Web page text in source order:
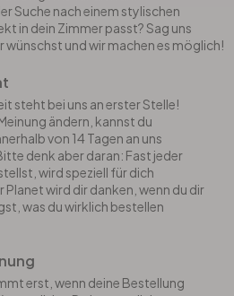
Suche nach einem stylischen
in dein Zimmer passt? Sag uns
wünschst und wir machen es möglich!
steht bei uns an erster Stelle!
ändern, kannst du
von 14 Tagen an uns
denk aber daran: Fast jeder
wird speziell für dich
wird dir danken, wenn du dir
was du wirklich bestellen
erst, wenn deine Bestellung